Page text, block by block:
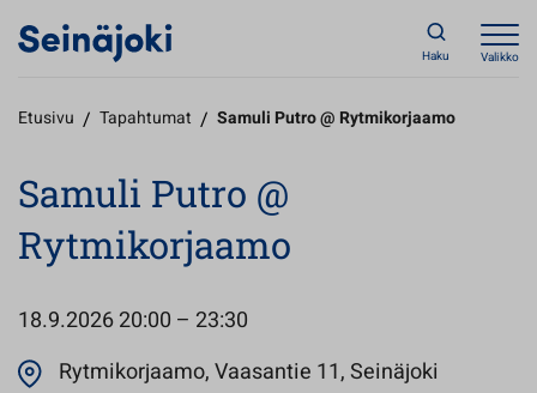
Haku Valikko
Etusivu / Tapahtumat / Samuli Putro @ Rytmikorjaamo
Samuli Putro @
Rytmikorjaamo
18.9.202620:00 – 23:30
Rytmikorjaamo, Vaasantie 11, Seinäjoki